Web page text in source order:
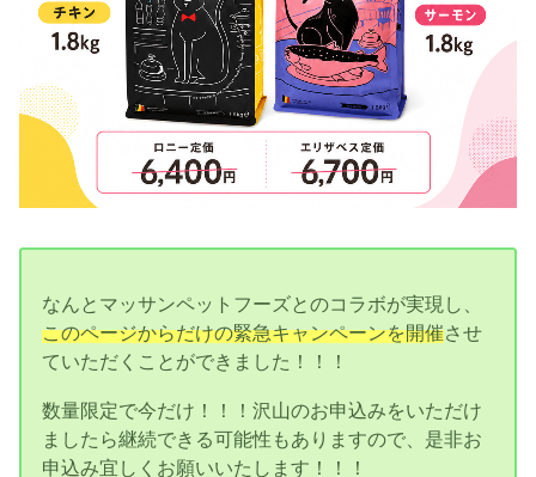
なんとマッサンペットフーズとのコラボが実現し、
このページからだけの緊急キャンペーンを開催させ
ていただくことができました！！！
数量限定で今だけ！！！沢山のお申込みをいただけ
ましたら継続できる可能性もありますので、是非お
申込み宜しくお願いいたします！！！